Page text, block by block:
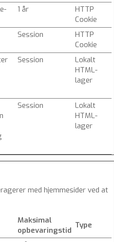
1 år
HTTP
Cookie
Session
HTTP
Cookie
Session
Lokalt
HTML-
lager
Session
Lokalt
HTML-
lager
med hjemmesider ved at
Maksimal
opbevaringstid
Type